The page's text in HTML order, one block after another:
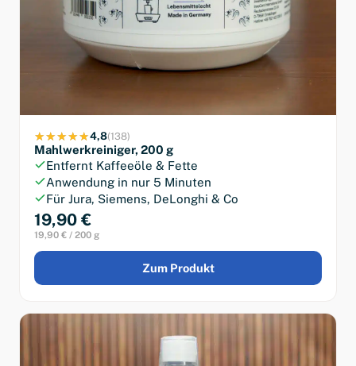
4,8(138)
Mahlwerkreiniger, 200 g
Entfernt Kaffeeöle & Fette
Anwendung in nur 5 Minuten
Für Jura, Siemens, DeLonghi & Co
19,90 €
19,90 € / 200 g
Zum Produkt